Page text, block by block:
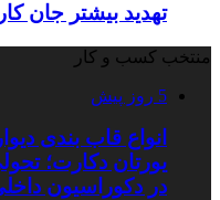
تهدید بیشتر جان
منتخب کسب و کار
5 روز پیش
انواع قاب بندی
یورتان دکارت؛
در دکوراسیون